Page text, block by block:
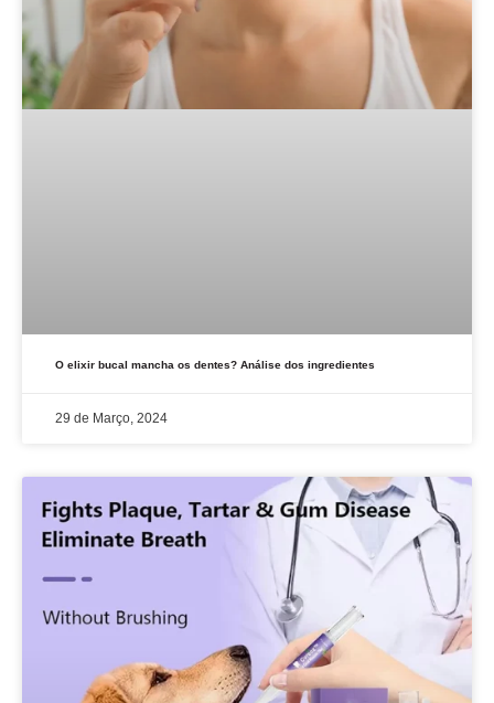
O elixir bucal mancha os dentes? Análise dos ingredientes
29 de Março, 2024